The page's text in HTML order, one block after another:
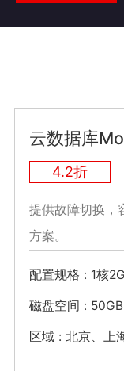
云数据库
4.2折
提供故障切换，
方案。
配置规格 1核2G
磁盘空间 50GB
区域 北京、上